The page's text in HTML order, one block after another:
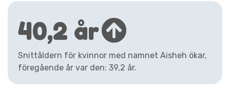
40,2 år
Snittåldern för kvinnor med namnet Aisheh ökar,
föregående år var den: 39,2 år.